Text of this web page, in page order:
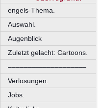
engels-Thema.
Auswahl.
Augenblick
Zuletzt gelacht: Cartoons.
––––––––––––––––––––
Verlosungen.
Jobs.